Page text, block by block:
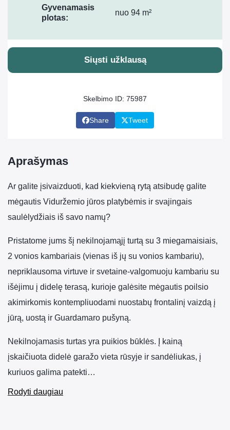
Gyvenamasis
plotas:
nuo 94 m²
Siųsti užklausą
Skelbimo ID: 75987
Share Tweet
Aprašymas
Ar galite įsivaizduoti, kad kiekvieną rytą atsibudę galite
mėgautis Viduržemio jūros platybėmis ir svajingais
saulėlydžiais iš savo namų?
Pristatome jums šį nekilnojamąjį turtą su 3 miegamaisiais,
2 vonios kambariais (vienas iš jų su vonios kambariu),
nepriklausoma virtuve ir svetaine-valgomuoju kambariu su
išėjimu į didelę terasą, kurioje galėsite mėgautis poilsio
akimirkomis kontempliuodami nuostabų frontalinį vaizdą į
jūrą, uostą ir Guardamaro pušyną.
Nekilnojamasis turtas yra puikios būklės. Į kainą
įskaičiuota didelė garažo vieta rūsyje ir sandėliukas, į
kuriuos galima patekti…
Rodyti daugiau